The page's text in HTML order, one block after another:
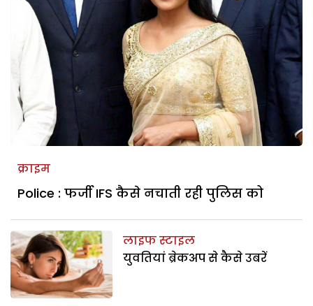
क्राइम
Police : फर्जी IFS कैसे नचाती रही पुलिस को
लाइफ स्टाइल
युवतियां ब्रेकअप से कैसे उबरें